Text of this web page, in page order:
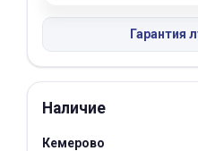
Гарантия
Наличие
Кемерово
об оплате Плайтом